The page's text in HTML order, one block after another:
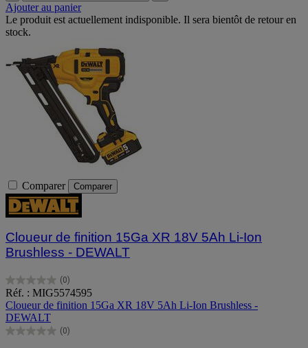
Ajouter au panier
Le produit est actuellement indisponible. Il sera bientôt de retour en
stock.
Comparer Comparer
Cloueur de finition 15Ga XR 18V 5Ah Li-Ion
Brushless - DEWALT
(0)
0.0
sur
5
étoiles.
Réf. : MIG5574595
Cloueur de finition 15Ga XR 18V 5Ah Li-Ion Brushless -
DEWALT
(0)
0.0